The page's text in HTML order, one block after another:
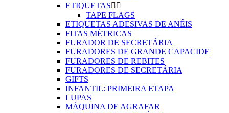
ETIQUETAS 
TAPE FLAGS
ETIQUETAS ADESIVAS DE ANÉIS
FITAS MÉTRICAS
FURADOR DE SECRETÁRIA
FURADORES DE GRANDE CAPACIDE
FURADORES DE REBITES
FURADORES DE SECRETÁRIA
GIFTS
INFANTIL: PRIMEIRA ETAPA
LUPAS
MÁQUINA DE AGRAFAR